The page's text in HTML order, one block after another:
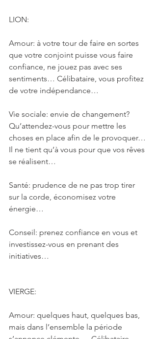
LION:
Amour: à votre tour de faire en sortes
que votre conjoint puisse vous faire
confiance, ne jouez pas avec ses
sentiments… Célibataire, vous profitez
de votre indépendance…
Vie sociale: envie de changement?
Qu’attendez-vous pour mettre les
choses en place afin de le provoquer…
Il ne tient qu’à vous pour que vos rêves
se réalisent…
Santé: prudence de ne pas trop tirer
sur la corde, économisez votre
énergie…
Conseil: prenez confiance en vous et
investissez-vous en prenant des
initiatives…
VIERGE:
Amour: quelques haut, quelques bas,
mais dans l’ensemble la période